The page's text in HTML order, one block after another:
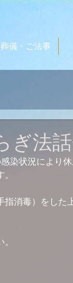
儀・ご法事
法
染状況により
消毒）をした